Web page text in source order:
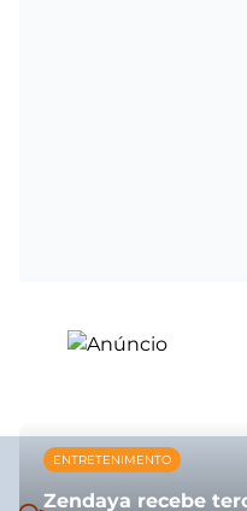
ENTRETENIMENTO
Zendaya recebe